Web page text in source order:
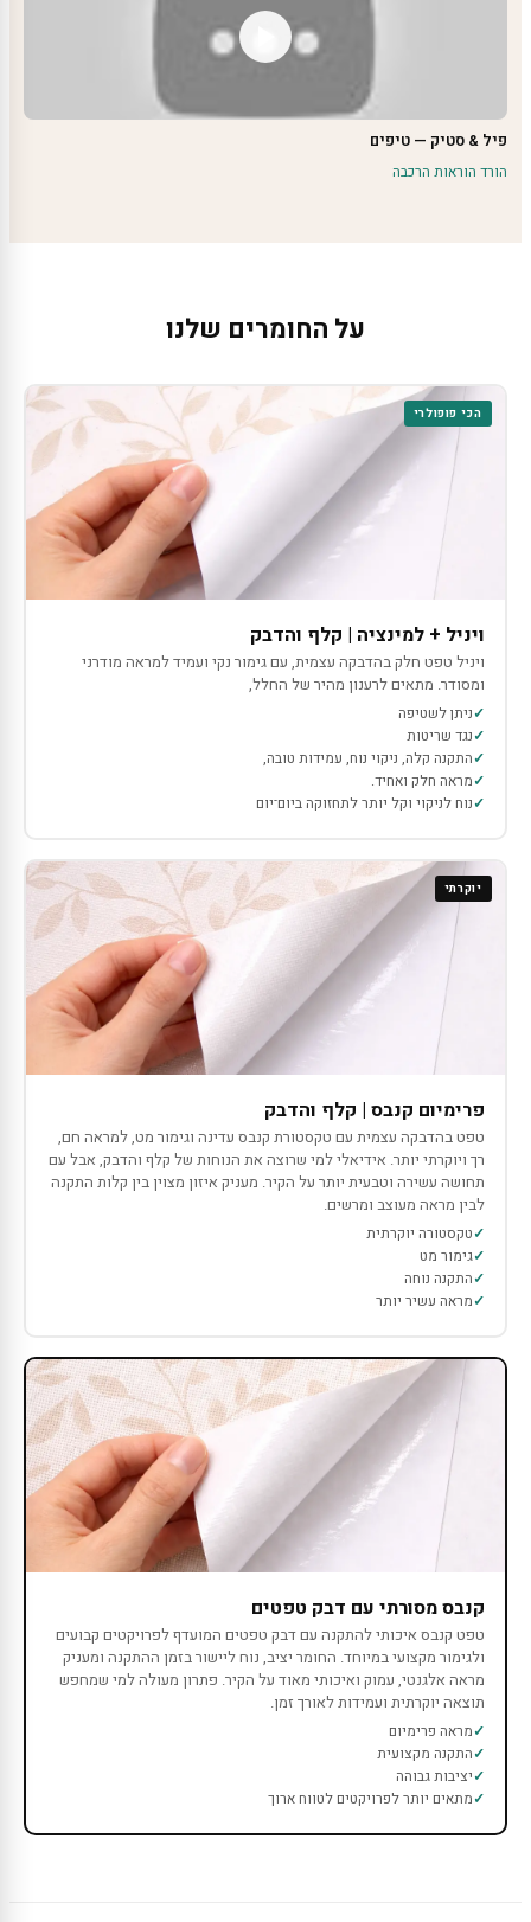
פיל & סטיק — טיפים
הורד הוראות הרכבה
על החומרים שלנו
הכי פופולרי
ויניל + למינציה | קלף והדבק
ויניל טפט חלק בהדבקה עצמית, עם גימור נקי ועמיד למראה מודרני
ומסודר. מתאים לרענון מהיר של החלל,
ניתן לשטיפה
נגד שריטות
התקנה קלה, ניקוי נוח, עמידות טובה,
מראה חלק ואחיד.
נוח לניקוי וקל יותר לתחזוקה ביום־יום
יוקרתי
פרימיום קנבס | קלף והדבק
טפט בהדבקה עצמית עם טקסטורת קנבס עדינה וגימור מט, למראה חם,
רך ויוקרתי יותר. אידיאלי למי שרוצה את הנוחות של קלף והדבק, אבל עם
תחושה עשירה וטבעית יותר על הקיר. מעניק איזון מצוין בין קלות התקנה
לבין מראה מעוצב ומרשים.
טקסטורה יוקרתית
גימור מט
התקנה נוחה
מראה עשיר יותר
קנבס מסורתי עם דבק טפטים
טפט קנבס איכותי להתקנה עם דבק טפטים המועדף לפרויקטים קבועים
ולגימור מקצועי במיוחד. החומר יציב, נוח ליישור בזמן ההתקנה ומעניק
מראה אלגנטי, עמוק ואיכותי מאוד על הקיר. פתרון מעולה למי שמחפש
תוצאה יוקרתית ועמידות לאורך זמן.
מראה פרימיום
התקנה מקצועית
יציבות גבוהה
מתאים יותר לפרויקטים לטווח ארוך